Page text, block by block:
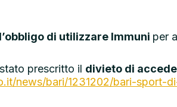
l’obbligo di utilizzare Immuni per
prescritto il divieto di
news/bari/1231202/bari-sport-